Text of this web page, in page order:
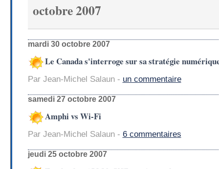
octobre 2007
mardi 30 octobre 2007
Le Canada s'interroge sur sa stratégie
Par Jean-Michel Salaun - un commentaire
samedi 27 octobre 2007
Amphi vs Wi-Fi
Par Jean-Michel Salaun - 6 commentaires
jeudi 25 octobre 2007